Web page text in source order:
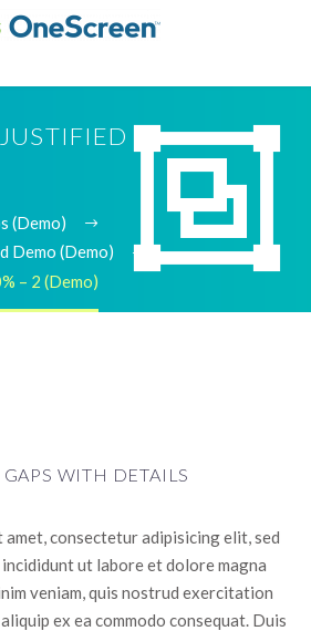


JUSTIFIED
(Demo)
Demo (Demo)
– 2 (Demo)
WITH DETAILS
amet, consectetur adipisicing elit, sed
ut labore et dolore magna
veniam, quis nostrud exercitation
ex ea commodo consequat. Duis